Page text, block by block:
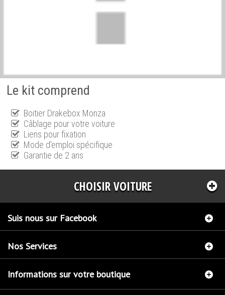
Le kit comprend
Boitier Drakebox Monza
Câblage pour votre voiture
Liens pour fixation
Mode d'emploi spécifique
Garantie de 2 ans
CHOISIR VOITURE
Suis nous sur Facebook
Nos Services
Informations sur votre boutique